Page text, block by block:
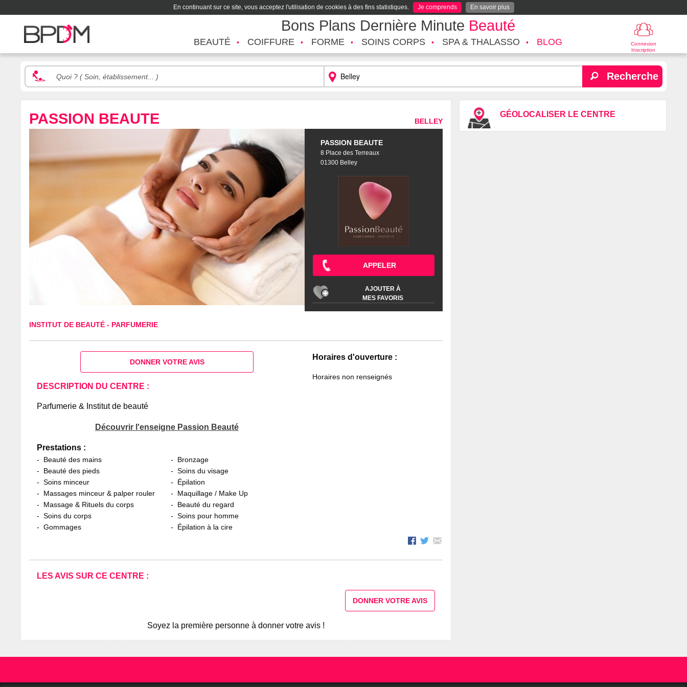
En continuant sur ce site, vous acceptez l'utilisation de cookies à des fins statistiques. Je comprends En savoir plus
Bons Plans Dernière Minute Beauté
Connexion
Inscription
BEAUTÉ COIFFURE FORME SOINS CORPS SPA & THALASSO BLOG
Recherche
GÉOLOCALISER LE CENTRE
PASSION BEAUTE BELLEY
PASSION BEAUTE
8 Place des Terreaux
01300 Belley
APPELER
AJOUTER À
MES FAVORIS
INSTITUT DE BEAUTÉ- PARFUMERIE
Horaires d'ouverture :
Horaires non renseignés
DONNER VOTRE AVIS
DESCRIPTION DU CENTRE :
Parfumerie & Institut de beauté
Découvrir l'enseigne Passion Beauté
Prestations :
Beauté des mains
Beauté des pieds
Soins minceur
Massages minceur & palper rouler
Massage & Rituels du corps
Soins du corps
Gommages
Bronzage
Soins du visage
Épilation
Maquillage / Make Up
Beauté du regard
Soins pour homme
Épilation à la cire
LES AVIS SUR CE CENTRE :
DONNER VOTRE AVIS
Soyez la première personne à donner votre avis !